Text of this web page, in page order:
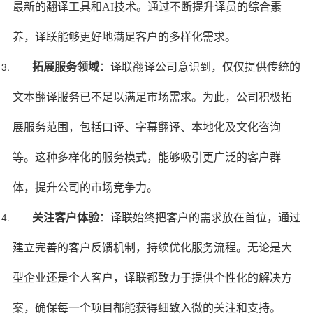
最新的翻译工具和AI技术。通过不断提升译员的综合素
养，译联能够更好地满足客户的多样化需求。
拓展服务领域：译联翻译公司意识到，仅仅提供传统的
文本翻译服务已不足以满足市场需求。为此，公司积极拓
展服务范围，包括口译、字幕翻译、本地化及文化咨询
等。这种多样化的服务模式，能够吸引更广泛的客户群
体，提升公司的市场竞争力。
关注客户体验：译联始终把客户的需求放在首位，通过
建立完善的客户反馈机制，持续优化服务流程。无论是大
型企业还是个人客户，译联都致力于提供个性化的解决方
案，确保每一个项目都能获得细致入微的关注和支持。